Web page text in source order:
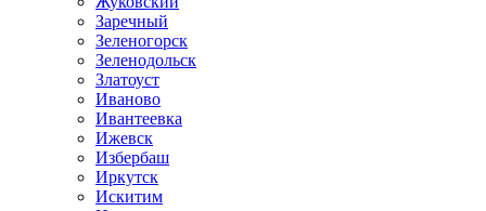
Заречный
Зеленогорск
Зеленодольск
Златоуст
Иваново
Ивантеевка
Ижевск
Избербаш
Иркутск
Искитим